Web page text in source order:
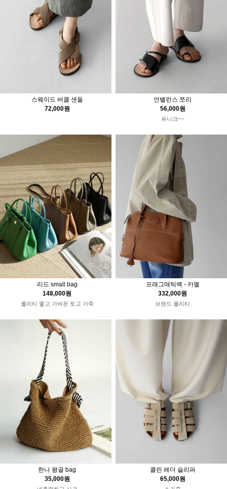
스웨이드 버클 샌들
72,000원
언밸런스 쪼리
56,000원
유니크~~
리드 small bag
148,000원
퀄리티 좋고 가벼운 토고 가죽
프래그매틱백 - 카멜
332,000원
브랜드 퀄리티
한나 왕골 bag
35,000원
콜린 레더 슬리퍼
65,000원